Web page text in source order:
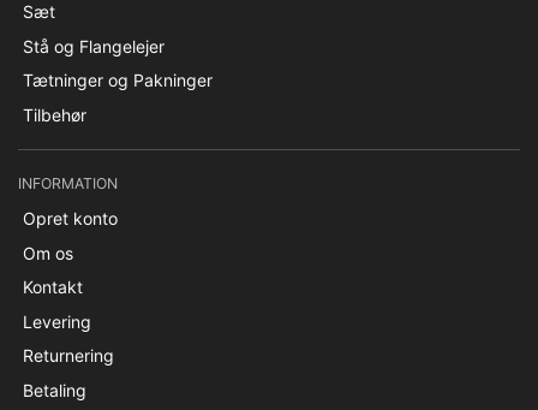
Sæt
Stå og Flangelejer
Tætninger og Pakninger
Tilbehør
INFORMATION
Opret konto
Om os
Kontakt
Levering
Returnering
Betaling